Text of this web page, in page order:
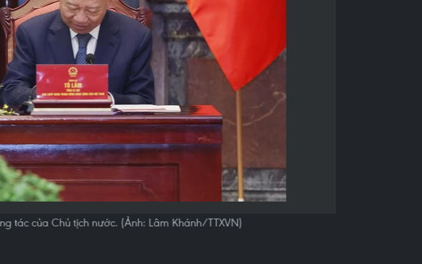
tác của Chủ tịch nước. (Ảnh: Lâm Khánh/TTXVN)